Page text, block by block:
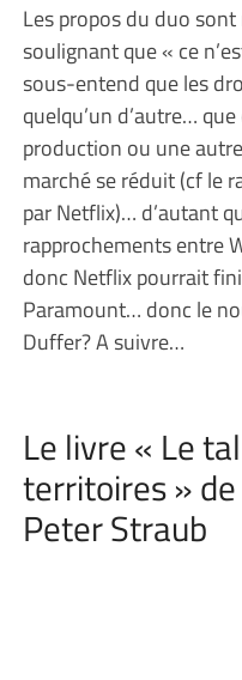
Les propos du duo
soulignant que « ce
sous-entend que les
quelqu’un d’autre…
production ou une
marché se réduit (cf le
par Netflix)… d’autant
rapprochements entre
donc Netflix pourrait
Paramount… donc le
Duffer? A suivre…
Le livre « Le
territoires »
Peter Straub